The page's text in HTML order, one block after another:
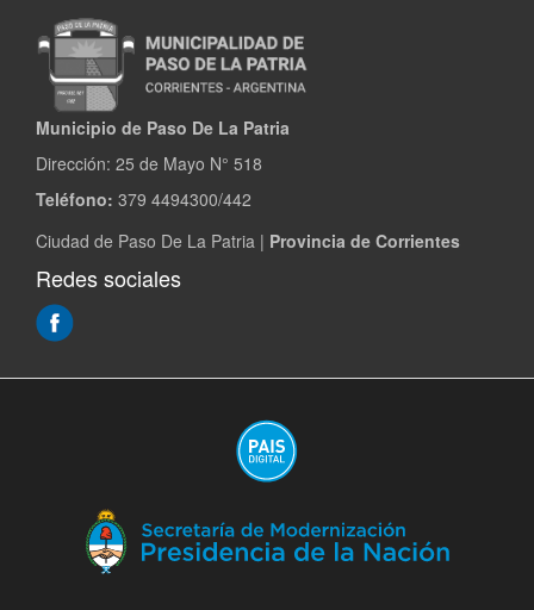
Municipio de Paso De La Patria
Dirección: 25 de Mayo N° 518
Teléfono: 379 4494300/442
Ciudad de Paso De La Patria | Provincia de Corrientes
Redes sociales